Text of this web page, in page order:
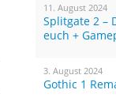
11. August 2024
Splitgate 2 –
euch +
3. August 2024
Gothic 1